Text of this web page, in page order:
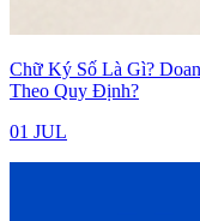
Chữ Ký Số Là Gì?
Theo Quy Định?
01 JUL